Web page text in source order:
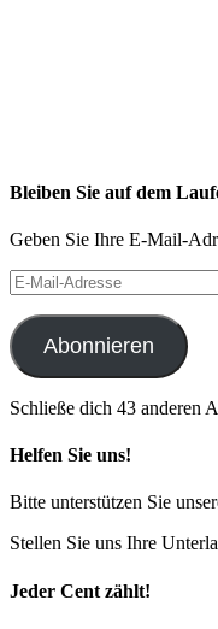
Bleiben Sie auf dem
Geben Sie Ihre E-Mail-
E-
Mail-
Adresse
Abonnieren
Schließe dich 43 anderen
Helfen Sie uns!
Bitte unterstützen Sie
Stellen Sie uns Ihre
Jeder Cent zählt!